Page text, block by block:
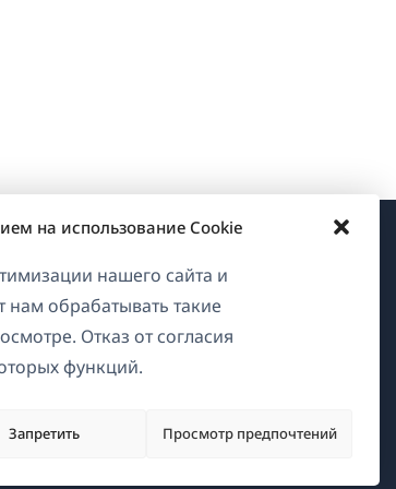
на использование Cookie
нашего сайта и
нам обрабатывать такие
Отказ от согласия
функций.
Запретить Просмотр предпочтений
О WPML
GDPR и политика
конфиденциальности
к нашей
в